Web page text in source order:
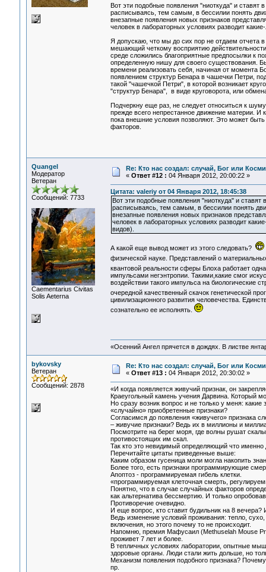
Вот эти подобные появления "ниоткуда" и
расписываясь, тем самым, в бессилии понять
внезапные появления новых признаков
человек в лабораторных условиях разводит
Я допускаю, что мы до сих пор не отдаем
мешающий четкому восприятию
среде сложились благоприятные предпосылки к
определенную нишу для своего существования.
времени реализовать себя, начиная от момента
появлением структур Бенара в чашечки Петри,
такой "чашечкой Петри", в которой возникает
"структур Бенара", в виде круговорота, или
Подчеркну еще раз, не следует относиться к
прежде всего непрестанное движение материи. И
пока внешние условия позволяют. Это может
факторов.
Quangel
Модератор
Ветеран
Сообщений: 7733
Сaementarius Civitas
Solis Aeterna
Re: Кто нас создал: случай, Бог или
« Ответ #12 : 04 Января 2012, 20:00:22 »
Цитата: valeriy от 04 Января 2012, 18:45:38
Вот эти подобные появления "ниоткуда" и
расписываясь, тем самым, в бессилии понять
внезапные появления новых признаков
человек в лабораторных условиях разводит
видов).
А какой еще вывод может из этого следовать?
физической науке. Представлений о
квантовой реальности сферы Блоха работает
импульсами негэнтропии. Такими,какие смог
воздействии такого импульса на биологические
очередной качественный скачок генетической
цивилизационного развития человечества.
сознательно ее исполнять.
«Осенний Ангел прячется в дождях. В листве
bykovsky
Ветеран
Сообщений: 2878
Re: Кто нас создал: случай, Бог или
« Ответ #13 : 04 Января 2012, 20:30:02 »
«И когда появляется живучий признак, он
Краеугольный камень учения Дарвина. Который
Но сразу возник вопрос и не только у меня:
«случайно» приобретенные признаки?
Согласимся до появления «живучего» признака
– живучие признаки? Ведь их в миллионы и
Посмотрите на берег моря, где волны рушат
противостоящих им скал.
Так кто это невидимый определяющий что
Перечитайте цитаты приведенные выше:
Каким образом гусеница моли могла накопить
Более того, есть признаки программирующие
Апоптоз - программируемая гибель клетки.
«программируемая клеточная смерть,
Понятно, что в случае случайных факторов
как альтернатива бессмертию. И только
Противоречие очевидно.
И еще вопрос, кто ставит будильник на 8
Ведь изменение условий проживания: тепло,
включения, но этого почему то не происходит.
Напомню, премия Мафусаил (Methuselah Mouse
проживет 7 лет и более.
В тепличных условиях лаборатории, опытные
здоровые органы. Люди стали жить дольше, но
Механизм появления подобного признака?
пр.